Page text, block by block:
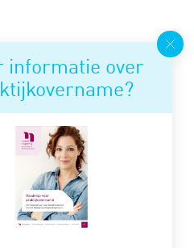
informatie over